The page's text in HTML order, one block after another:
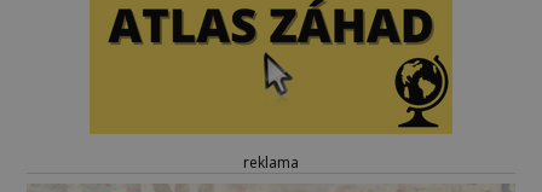
reklama